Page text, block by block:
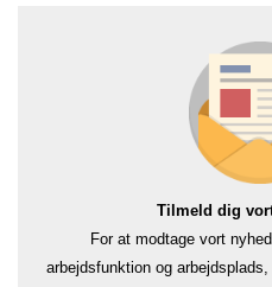
Tilmeld dig
For at modtage vort
arbejdsfunktion og